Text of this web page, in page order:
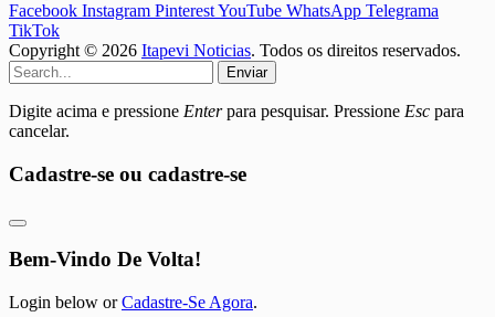
Facebook Instagram PinterestYouTube WhatsApp Telegrama
TikTok
Copyright © 2026 Itapevi Noticias. Todos os direitos reservados.
Enviar
Digite acima e pressione Enterpara pesquisar. Pressione Esc para
cancelar.
Cadastre-se ou cadastre-se
Bem-Vindo De Volta!
Login below orCadastre-Se Agora.